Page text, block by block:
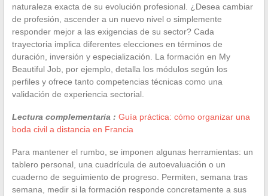
naturaleza exacta de su evolución profesional. ¿Desea cambiar
de profesión, ascender a un nuevo nivel o simplemente
responder mejor a las exigencias de su sector? Cada
trayectoria implica diferentes elecciones en términos de
duración, inversión y especialización. La formación en My
Beautiful Job, por ejemplo, detalla los módulos según los
perfiles y ofrece tanto competencias técnicas como una
validación de experiencia sectorial.
Lectura complementaria : Guía práctica: cómo organizar una
boda civil a distancia en Francia
Para mantener el rumbo, se imponen algunas herramientas: un
tablero personal, una cuadrícula de autoevaluación o un
cuaderno de seguimiento de progreso. Permiten, semana tras
semana, medir si la formación responde concretamente a sus